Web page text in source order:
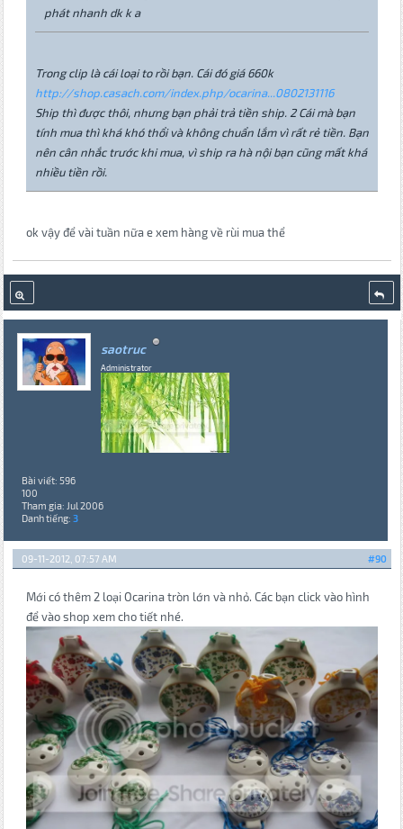
phát nhanh dk k a
Trong clip là cái loại to rồi bạn. Cái đó giá 660k
http://shop.casach.com/index.php/ocarina...0802131116
Ship thì được thôi, nhưng bạn phải trả tiền ship. 2 Cái mà bạn
tính mua thì khá khó thổi và không chuẩn lắm vì rất rẻ tiền. Bạn
nên cân nhắc trước khi mua, vì ship ra hà nội bạn cũng mất khá
nhiều tiền rồi.
ok vậy để vài tuần nữa e xem hàng về rùi mua thể
saotruc
Administrator
Bài viết: 596
100
Tham gia: Jul 2006
Danh tiếng: 3
#90
09-11-2012, 07:57 AM
Mới có thêm 2 loại Ocarina tròn lớn và nhỏ. Các bạn click vào hình
để vào shop xem cho tiết nhé.